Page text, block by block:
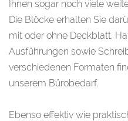
Ihnen sogar noch viele
Die Blöcke erhalten Sie
mit oder ohne Deckblatt.
Ausführungen sowie
verschiedenen Formaten
unserem Bürobedarf.
Ebenso effektiv wie